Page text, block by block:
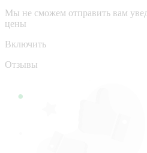
Мы не сможем отправить вам
цены
Включить
Отзывы